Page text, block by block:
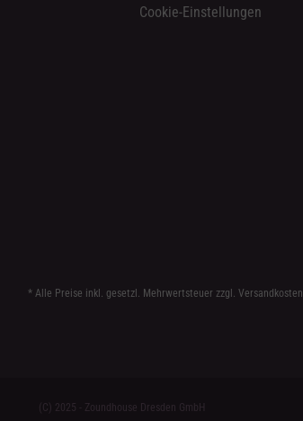
Cookie-Einstellungen
* Alle Preise inkl. gesetzl. Mehrwertsteuer zzgl.Versandkosten
(C) 2025 - Zoundhouse Dresden GmbH